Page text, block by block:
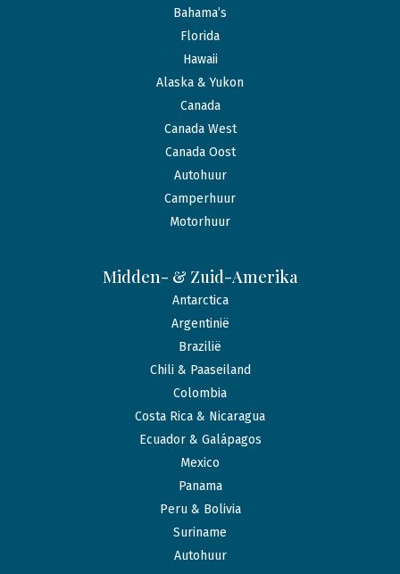
Bahama’s
Florida
Hawaii
Alaska & Yukon
Canada
Canada West
Canada Oost
Autohuur
Camperhuur
Motorhuur
Midden- & Zuid-Amerika
Antarctica
Argentinië
Brazilië
Chili & Paaseiland
Colombia
Costa Rica & Nicaragua
Ecuador & Galápagos
Mexico
Panama
Peru & Bolivia
Suriname
Autohuur